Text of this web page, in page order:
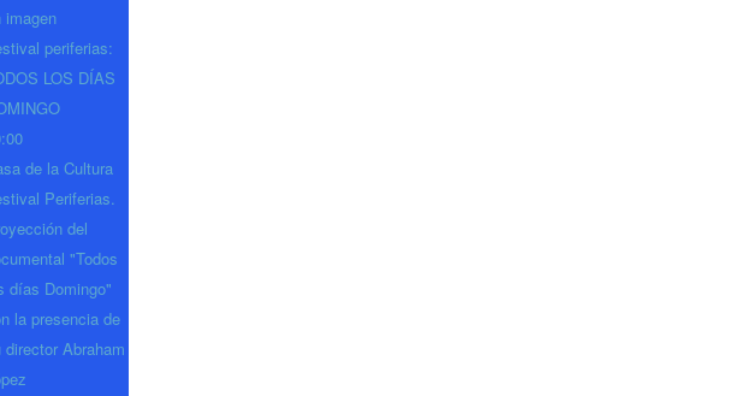
imagen
periferias:
LOS DÍAS
de la Cultura
Periferias.
del
"Todos
días Domingo"
la presencia de
director Abraham